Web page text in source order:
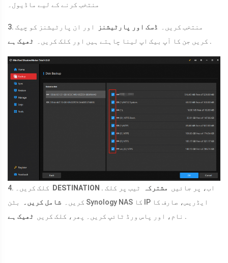
منتخب کرنے کے لیے ماڈیول۔
3. منتخب کریں۔ ڈسک اور پارٹیشنز
اور ان پارٹیشنز کو چیک
کریں جن کا آپ بیک اپ لینا چاہتے ہیں اور کلک کریں۔ ٹھیک ہے .
DESTINATION . اب، پر جائیں مشترکہ
ٹیب پر کلک
کریں۔ شامل کریں۔
بٹن Synology NAS کا IP ایڈریس، صارف کا
نام، اور پاس ورڈ ٹائپ کریں۔ پھر، کلک کریں ٹھیک ہے .